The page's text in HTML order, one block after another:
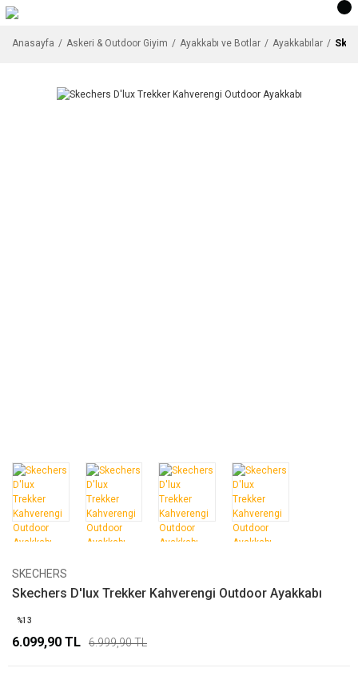
Anasayfa Askeri & Outdoor Giyim Ayakkabı ve Botlar Ayakkabılar
SKECHERS
Skechers D'lux Trekker Kahverengi Outdoor Ayakkabı
%13
6.099,90 TL 6.999,90 TL